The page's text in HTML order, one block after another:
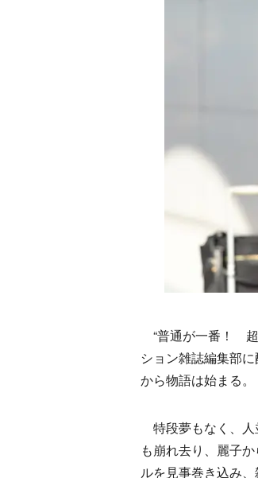
“普通が一番！ 超
ション雑誌編集部
から物語は始まる。
特段夢もなく、人
も崩れ去り、麗子
ルを見事巻き込み